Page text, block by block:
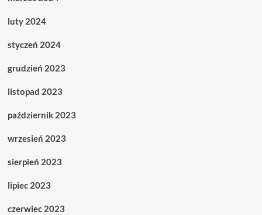
luty 2024
styczeń 2024
grudzień 2023
listopad 2023
październik 2023
wrzesień 2023
sierpień 2023
lipiec 2023
czerwiec 2023